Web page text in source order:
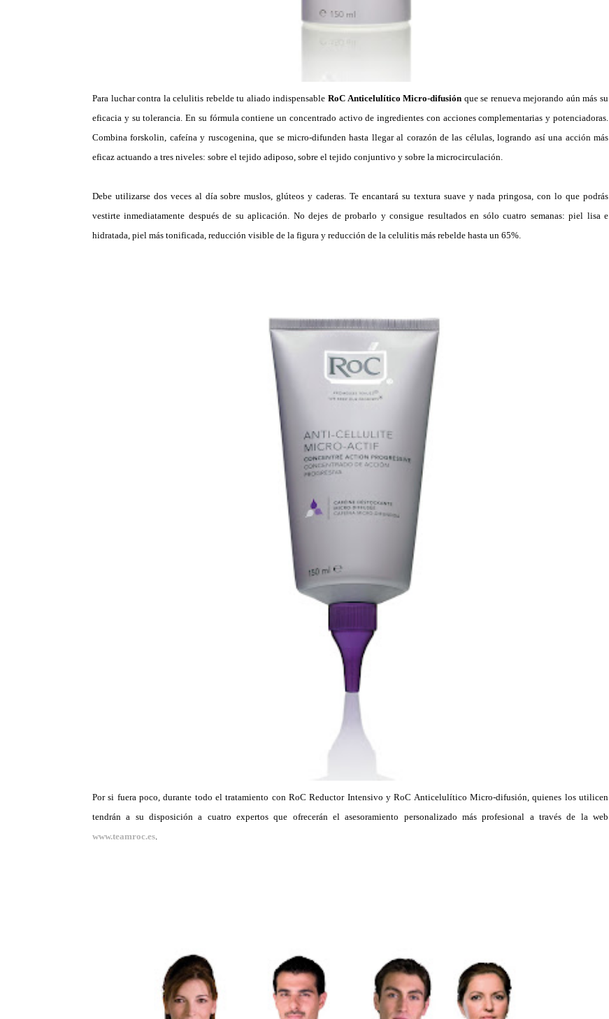
Para luchar contra la celulitis rebelde tu aliado indispensable RoC Anticelulítico Micro-difusión que se renueva mejorando aún más su
eficacia y su tolerancia. En su fórmula contiene un concentrado activo de ingredientes con acciones complementarias y potenciadoras.
Combina forskolin, cafeína y ruscogenina, que se micro-difunden hasta llegar al corazón de las células, logrando así una acción más
eficaz actuando a tres niveles: sobre el tejido adiposo, sobre el tejido conjuntivo y sobre la microcirculación.
Debe utilizarse dos veces al día sobre muslos, glúteos y caderas. Te encantará su textura suave y nada pringosa, con lo que podrás
vestirte inmediatamente después de su aplicación. No dejes de probarlo y consigue resultados en sólo cuatro semanas: piel lisa e
hidratada, piel más tonificada, reducción visible de la figura y reducción de la celulitis más rebelde hasta un 65%.
Por si fuera poco, durante todo el tratamiento con RoC Reductor Intensivo y RoC Anticelulítico Micro-difusión, quienes los utilicen
tendrán a su disposición a cuatro expertos que ofrecerán el asesoramiento personalizado más profesional a través de la web
www.teamroc.es